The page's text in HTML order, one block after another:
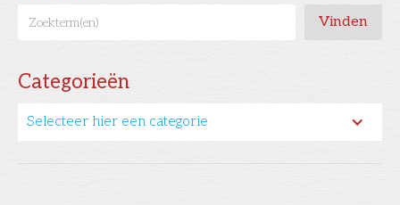
Categorieën
Selecteer hier een categorie